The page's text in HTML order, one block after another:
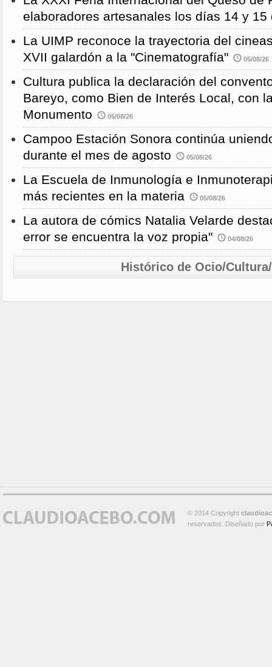
elaboradores artesanales los días 14 y 15
La UIMP reconoce la trayectoria del
XVII galardón a la "Cinematografía"
05/08/26
Cultura publica la declaración del
Bareyo, como Bien de Interés Local, con
Monumento
05/08/26
Campoo Estación Sonora continúa
durante el mes de agosto
05/08/26
La Escuela de Inmunología e
más recientes en la materia
05/08/26
La autora de cómics Natalia Velarde
error se encuentra la voz propia"
04/08/26
Histórico de Ocio/
© 2014 Copyright
reservados. Diseñado por